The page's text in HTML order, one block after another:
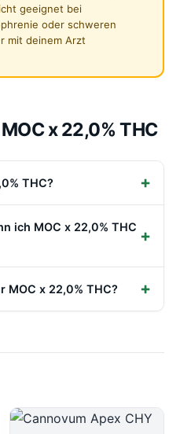
geeignet bei
oder schweren
mit deinem Arzt
x 22,0% THC
THC?
ich MOC x 22,0% THC
MOC x 22,0% THC?